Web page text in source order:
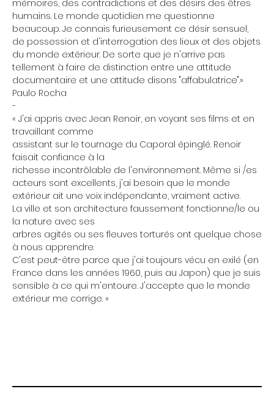
mémoires, des contradictions et des désirs des êtres
humains. Le monde quotidien me questionne
beaucoup. Je connais furieusement ce désir sensuel,
de possession et d'interrogation des lieux et des objets
du monde extérieur. De sorte que je n'arrive pas
tellement à faire de distinction entre une attitude
documentaire et une attitude disons "affabulatrice".»
Paulo Rocha
-
« J'ai appris avec Jean Renoir, en voyant ses films et en
travaillant comme
assistant sur le tournage du Caporal épinglé. Renoir
faisait confiance à la
richesse incontrôlable de l'environnement. Même si /es
acteurs sont excellents, j'ai besoin que le monde
extérieur ait une voix indépendante, vraiment active.
La ville et son architecture faussement fonctionne/le ou
la nature avec ses
arbres agités ou ses fleuves torturés ont quelque chose
à nous apprendre.
C'est peut-être parce que j'ai toujours vécu en exilé (en
France dans les années 1960, puis au Japon) que je suis
sensible à ce qui m'entoure. J'accepte que le monde
extérieur me corrige. »